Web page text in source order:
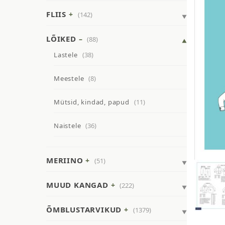
FLIIS (142)
LÕIKED
(88)
Lastele (38)
Meestele (8)
Mütsid, kindad, papud (11)
Naistele (36)
MERIINO (51)
MUUD KANGAD (222)
ÕMBLUSTARVIKUD (1379)